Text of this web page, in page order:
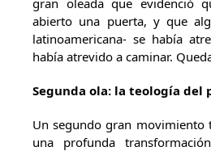
gran oleada que evidenció
abierto una puerta, y que
latinoamericana- se había
había atrevido a caminar.
Segunda ola: la teología
Un segundo gran movimiento
una profunda